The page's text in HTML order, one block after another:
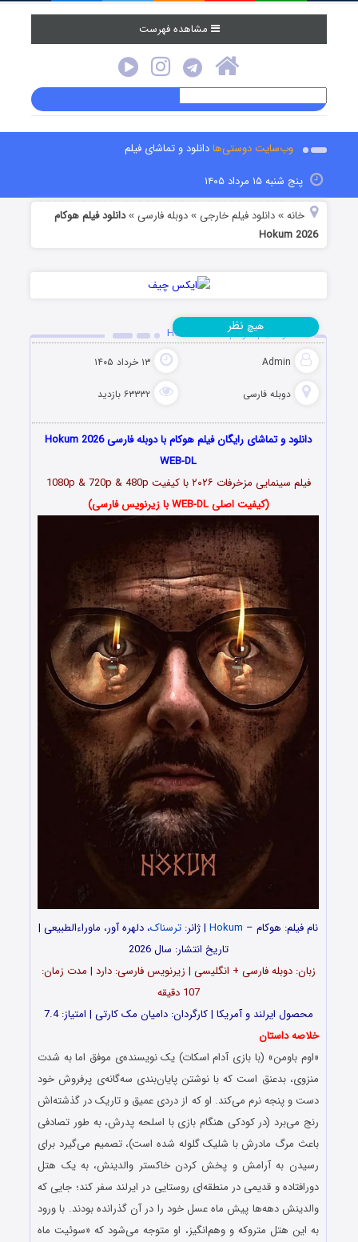
مشاهده فهرست
وب‌سایت دوستی‌هادانلود و تماشای فیلم
پنج شنبه ۱۵ مرداد ۱۴۰۵
خانه »دانلود فیلم خارجی »دوبله فارسی »دانلود فیلم هوکام
Hokum 2026
دانلود فیلم هوکام Hokum 2026
Admin ۱۳ خرداد ۱۴۰۵
دوبله فارسی ۶۳۳۳۲ بازدید
هیچ نظر
دانلود و تماشای رایگان فیلم هوکام با دوبله فارسی Hokum 2026
WEB-DL
فیلم سینمایی مزخرفات ۲۰۲۶ با کیفیت 1080p & 720p & 480p
(کیفیت اصلی WEB-DL با زیرنویس فارسی)
نام فیلم: هوکام – Hokum | ژانر: ترسناک، دلهره آور، ماوراءالطبیعی |
تاریخ انتشار: سال 2026
زبان: دوبله فارسی + انگلیسی | زیرنویس فارسی: دارد | مدت زمان:
107 دقیقه
محصول ایرلند و آمریکا | کارگردان: دامیان مک کارتی | امتیاز: 7.4
خلاصه داستان
«اوم باومن» (با بازی آدام اسکات) یک نویسنده‌ی موفق اما به شدت
منزوی، بدعنق است که با نوشتن پایان‌بندی سه‌گانه‌ی پرفروش خود
دست و پنجه نرم می‌کند. او که از دردی عمیق و تاریک در گذشته‌اش
رنج می‌برد (در کودکی هنگام بازی با اسلحه پدرش، به طور تصادفی
باعث مرگ مادرش با شلیک گلوله شده است)، تصمیم می‌گیرد برای
رسیدن به آرامش و پخش کردن خاکستر والدینش، به یک هتل
دورافتاده و قدیمی در منطقه‌ای روستایی در ایرلند سفر کند؛ جایی که
والدینش دهه‌ها پیش ماه عسل خود را در آن گذرانده بودند. با ورود
به این هتل متروکه و وهم‌انگیز، او متوجه می‌شود که «سوئیت ماه